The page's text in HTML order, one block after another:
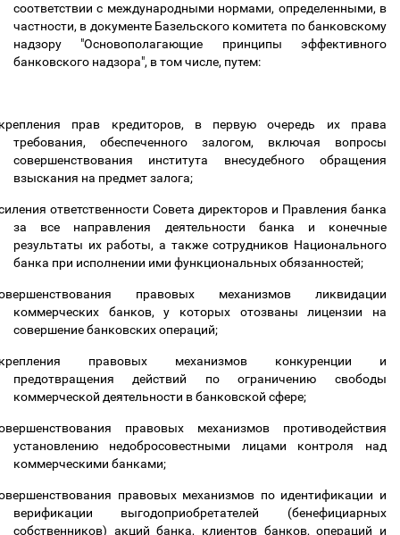
соответствии с международными нормами, определенными, в
частности, в документе Базельского комитета по банковскому
надзору "Основополагающие принципы эффективного
банковского надзора", в том числе, путем:
прав кредиторов, в первую очередь их права
требования, обеспеченного залогом, включая вопросы
совершенствования института внесудебного обращения
взыскания на предмет залога;
ответственности Совета директоров и Правления банка
за все направления деятельности банка и конечные
результаты их работы, а также сотрудников Национального
банка при исполнении ими функциональных обязанностей;
правовых механизмов ликвидации
коммерческих банков, у которых отозваны лицензии на
совершение банковских операций;
правовых механизмов конкуренции и
предотвращения действий по ограничению свободы
коммерческой деятельности в банковской сфере;
правовых механизмов противодействия
установлению недобросовестными лицами контроля над
коммерческими банками;
правовых механизмов по идентификации и
верификации выгодоприобретателей (бенефициарных
собственников) акций банка, клиентов банков, операций и